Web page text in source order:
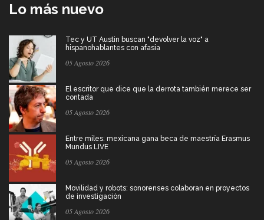
Lo más nuevo
Tec y UT Austin buscan "devolver la voz" a
hispanohablantes con afasia
05 Agosto 2026
El escritor que dice que la derrota también merece ser
contada
05 Agosto 2026
Entre miles: mexicana gana beca de maestría Erasmus
Mundus LIVE
05 Agosto 2026
Movilidad y robots: sonorenses colaboran en proyectos
de investigación
05 Agosto 2026